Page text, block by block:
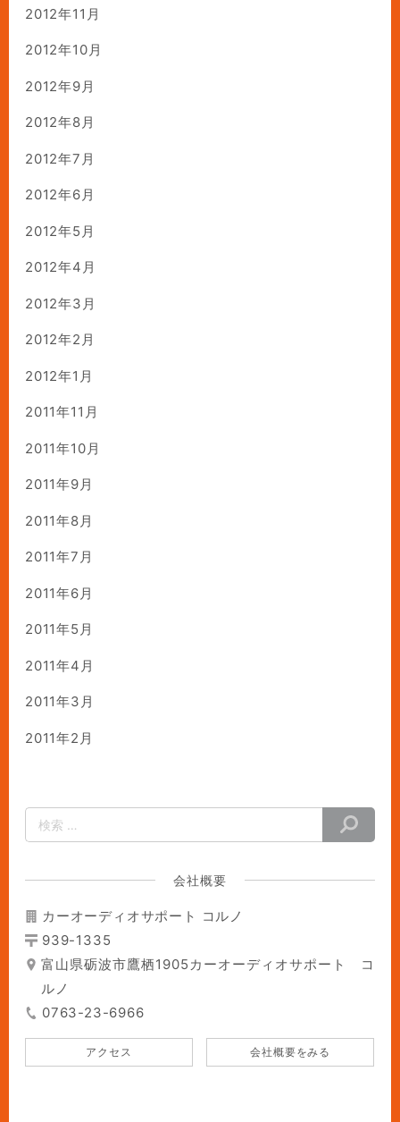
2012年11月
2012年10月
2012年9月
2012年8月
2012年7月
2012年6月
2012年5月
2012年4月
2012年3月
2012年2月
2012年1月
2011年11月
2011年10月
2011年9月
2011年8月
2011年7月
2011年6月
2011年5月
2011年4月
2011年3月
2011年2月
会社概要
カーオーディオサポート コルノ
939-1335
富山県砺波市鷹栖1905カーオーディオサポート コ
ルノ
0763-23-6966
アクセス 会社概要をみる